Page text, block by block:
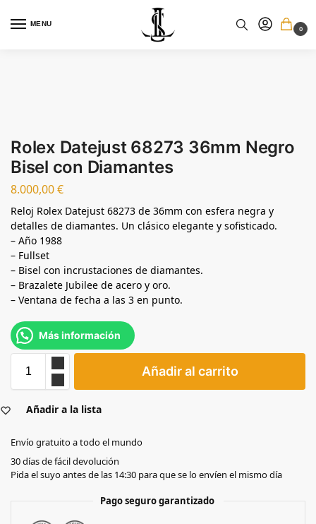
MENU
0
Rolex Datejust 68273 36mm Negro
Bisel con Diamantes
8.000,00€
Reloj Rolex Datejust 68273 de 36mm con esfera negra y
detalles de diamantes. Un clásico elegante y sofisticado.
– Año 1988
– Fullset
– Bisel con incrustaciones de diamantes.
– Brazalete Jubilee de acero y oro.
– Ventana de fecha a las 3 en punto.
Más información
Añadir al carrito
Añadir a la lista
Envío gratuito a todo el mundo
30 días de fácil devolución
Pida el suyo antes de las 14:30 para que se lo envíen el mismo día
Pago seguro garantizado